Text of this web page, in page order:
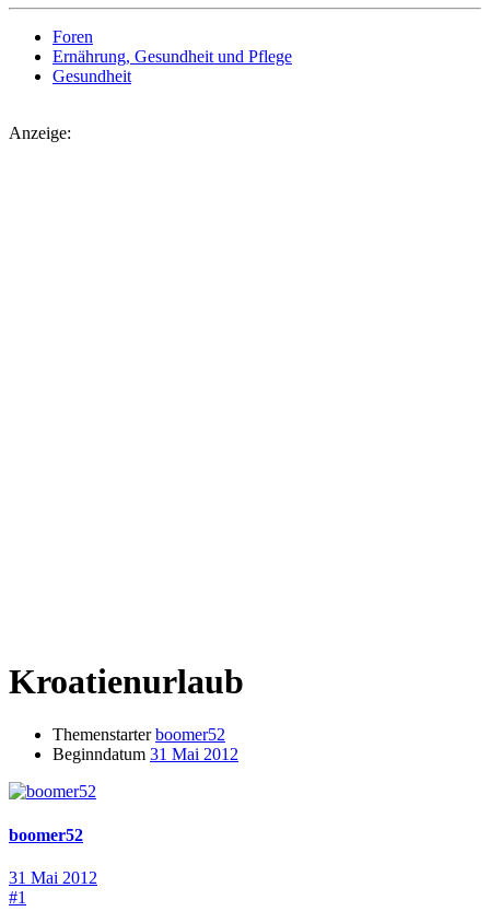
Foren
Ernährung, Gesundheit und Pflege
Gesundheit
Anzeige:
Kroatienurlaub
Themenstarter boomer52
Beginndatum 31 Mai 2012
boomer52
31 Mai 2012
#1